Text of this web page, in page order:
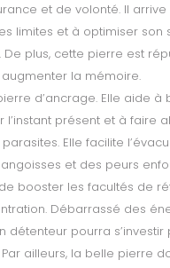
et de volonté. Il arrive
limites et à optimiser son
De plus, cette pierre est
augmenter la mémoire.
d’ancrage. Elle aide à
l’instant présent et à faire
Elle facilite
et des peurs
booster les facultés de
Débarrassé des
détenteur pourra s’investir
ailleurs, la belle pierre